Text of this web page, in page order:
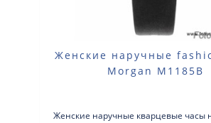
Женские наручные
Morgan M1185B
Женские наручные кварцевые часы